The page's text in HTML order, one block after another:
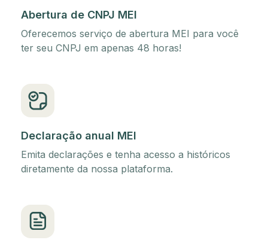
Abertura de CNPJ MEI
Oferecemos serviço de abertura MEI para você
ter seu CNPJ em apenas 48 horas!
Declaração anual MEI
Emita declarações e tenha acesso a históricos
diretamente da nossa plataforma.